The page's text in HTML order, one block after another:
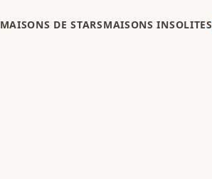
MAISONS DE STARSMAISONS INSOLITES